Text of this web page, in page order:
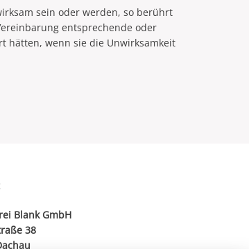
sein oder werden, so berührt
entsprechende oder
hätten, wenn sie die Unwirksamkeit
Blank GmbH
38